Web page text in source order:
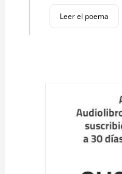
Leer el poema